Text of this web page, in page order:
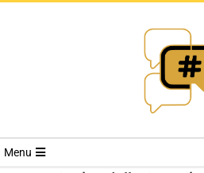
Menu